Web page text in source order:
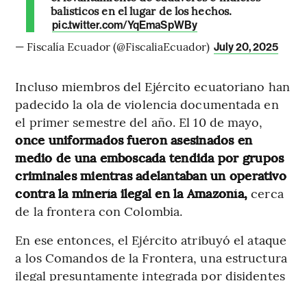
balísticos en el lugar de los hechos.
pic.twitter.com/YqEmaSpWBy
— Fiscalía Ecuador (@FiscaliaEcuador) July 20, 2025
Incluso miembros del Ejército ecuatoriano han
padecido la ola de violencia documentada en
el primer semestre del año. El 10 de mayo,
once uniformados fueron asesinados en
medio de una emboscada tendida por grupos
criminales mientras adelantaban un operativo
contra la minería ilegal en la Amazonía,cerca
de la frontera con Colombia.
En ese entonces, el Ejército atribuyó el ataque
a los Comandos de la Frontera, una estructura
ilegal presuntamente integrada por disidentes